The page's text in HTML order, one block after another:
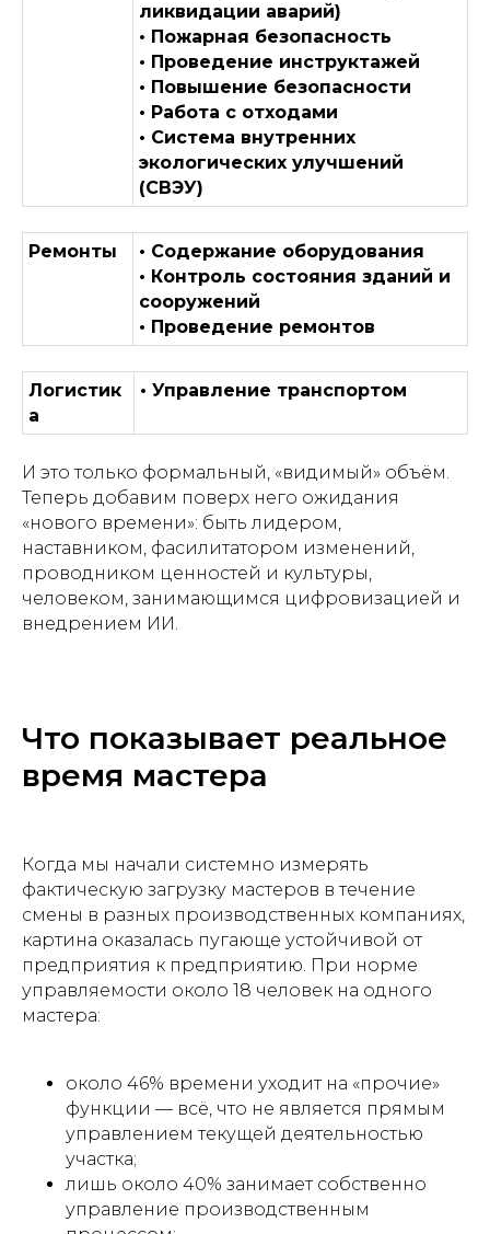
ликвидации аварий)
• Пожарная безопасность
• Проведение инструктажей
• Повышение безопасности
• Работа с отходами
• Система внутренних
экологических улучшений
(СВЭУ)
Ремонты
• Содержание оборудования
• Контроль состояния зданий и
сооружений
• Проведение ремонтов
Логистик
а
• Управление транспортом
И это только формальный, «видимый» объём.
Теперь добавим поверх него ожидания
«нового времени»: быть лидером,
наставником, фасилитатором изменений,
проводником ценностей и культуры,
человеком, занимающимся цифровизацией и
внедрением ИИ.
Что показывает реальное
время мастера
Когда мы начали системно измерять
фактическую загрузку мастеров в течение
смены в разных производственных компаниях,
картина оказалась пугающе устойчивой от
предприятия к предприятию. При норме
управляемости около 18 человек на одного
мастера:
около 46% времени уходит на «прочие»
функции — всё, что не является прямым
управлением текущей деятельностью
участка;
лишь около 40% занимает собственно
управление производственным